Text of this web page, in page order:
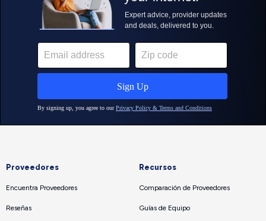
Proveedores
Encuentra Proveedores
Reseñas
Recursos
Comparación de Proveedores
Guías de Equipo